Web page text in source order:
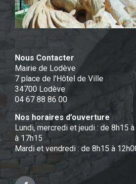
Nous Contacter
Mairie de Lodève
7 place de l'Hôtel de Ville
34700 Lodève
04 67 88 86 00
Nos horaires d’ouverture
Lundi, mercredi et jeudi : de 8h15
à 17h15
Mardi et vendredi : de 8h15 à